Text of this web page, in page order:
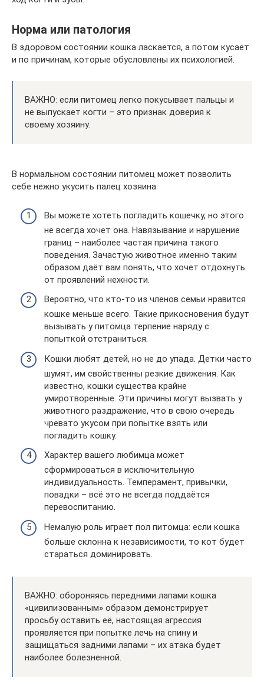
Норма или патология
В здоровом состоянии кошка ласкается, а потом кусает
и по причинам, которые обусловлены их психологией.
ВАЖНО: если питомец легко покусывает пальцы и
не выпускает когти – это признак доверия к
своему хозяину.
В нормальном состоянии питомец может позволить
себе нежно укусить палец хозяина
Вы можете хотеть погладить кошечку, но этого
не всегда хочет она. Навязывание и нарушение
границ – наиболее частая причина такого
поведения. Зачастую животное именно таким
образом даёт вам понять, что хочет отдохнуть
от проявлений нежности.
Вероятно, что кто-то из членов семьи нравится
кошке меньше всего. Такие прикосновения будут
вызывать у питомца терпение наряду с
попыткой отстраниться.
Кошки любят детей, но не до упада. Детки часто
шумят, им свойственны резкие движения. Как
известно, кошки существа крайне
умиротворенные. Эти причины могут вызвать у
животного раздражение, что в свою очередь
чревато укусом при попытке взять или
погладить кошку.
Характер вашего любимца может
сформироваться в исключительную
индивидуальность. Темперамент, привычки,
повадки – всё это не всегда поддаётся
перевоспитанию.
Немалую роль играет пол питомца: если кошка
больше склонна к независимости, то кот будет
стараться доминировать.
ВАЖНО: обороняясь передними лапами кошка
«цивилизованным» образом демонстрирует
просьбу оставить её, настоящая агрессия
проявляется при попытке лечь на спину и
защищаться задними лапами – их атака будет
наиболее болезненной.